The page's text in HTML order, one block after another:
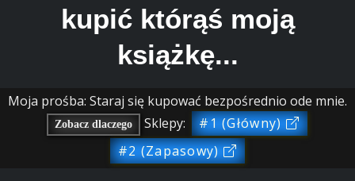
kupić którąś moją
książkę...
Moja prośba: Staraj się kupować bezpośrednio ode mnie.
Zobacz dlaczego Sklepy:
#1 (Główny)
#2 (Zapasowy)